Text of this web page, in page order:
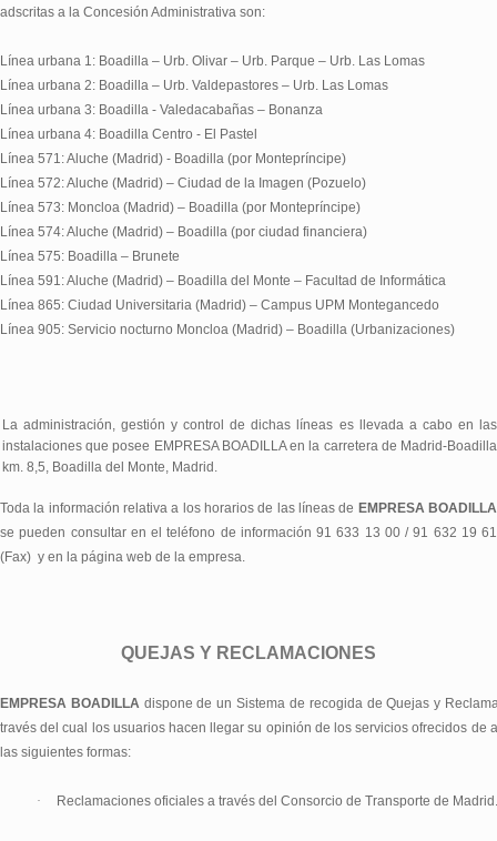
adscritas a la Concesión Administrativa son:
Línea urbana 1: Boadilla – Urb. Olivar – Urb. Parque – Urb. Las Lomas
Línea urbana 2: Boadilla – Urb. Valdepastores – Urb. Las Lomas
Línea urbana 3: Boadilla - Valedacabañas – Bonanza
Línea urbana 4: Boadilla Centro - El Pastel
Línea 571: Aluche (Madrid) - Boadilla (por Montepríncipe)
Línea 572: Aluche (Madrid) – Ciudad de la Imagen (Pozuelo)
Línea 573: Moncloa (Madrid) – Boadilla (por Montepríncipe)
Línea 574: Aluche (Madrid) – Boadilla (por ciudad financiera)
Línea 575: Boadilla – Brunete
Línea 591: Aluche (Madrid) – Boadilla del Monte – Facultad de Informática
Línea 865: Ciudad Universitaria (Madrid) – Campus UPM Montegancedo
Línea 905: Servicio nocturno Moncloa (Madrid) – Boadilla (Urbanizaciones)
La administración, gestión y control de dichas líneas es llevada a cabo en las
instalaciones que posee EMPRESA BOADILLA en la carretera de Madrid-Boadilla
km. 8,5, Boadilla del Monte, Madrid.
Toda la información relativa a los horarios de las líneas de EMPRESA BOADILLA
se pueden consultar en el teléfono de información 91633 13 00/ 91 632 19 61
(Fax) y en la página web de la empresa.
QUEJAS Y RECLAMACIONES
EMPRESA BOADILLA dispone de un Sistema de recogida de Quejas y
través del cual los usuarios hacen llegar su opinión de los servicios ofrecidos de
las siguientes formas:
· Reclamaciones oficiales a través del Consorcio de Transporte de